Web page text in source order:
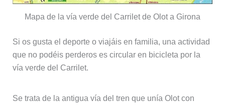
Mapa de la vía verde del Carrilet de Olot a Girona
Si os gusta el deporte o viajáis en familia, una actividad
que no podéis perderos es circular en bicicleta por la
vía verde del Carrilet.
Se trata de la antigua vía del tren que unía Olot con